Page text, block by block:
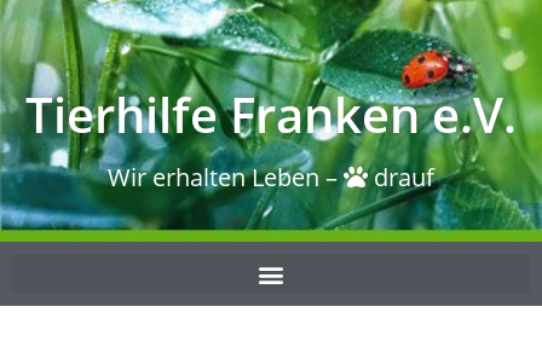
Tierhilfe Franken e.V.
Wir erhalten Leben – drauf